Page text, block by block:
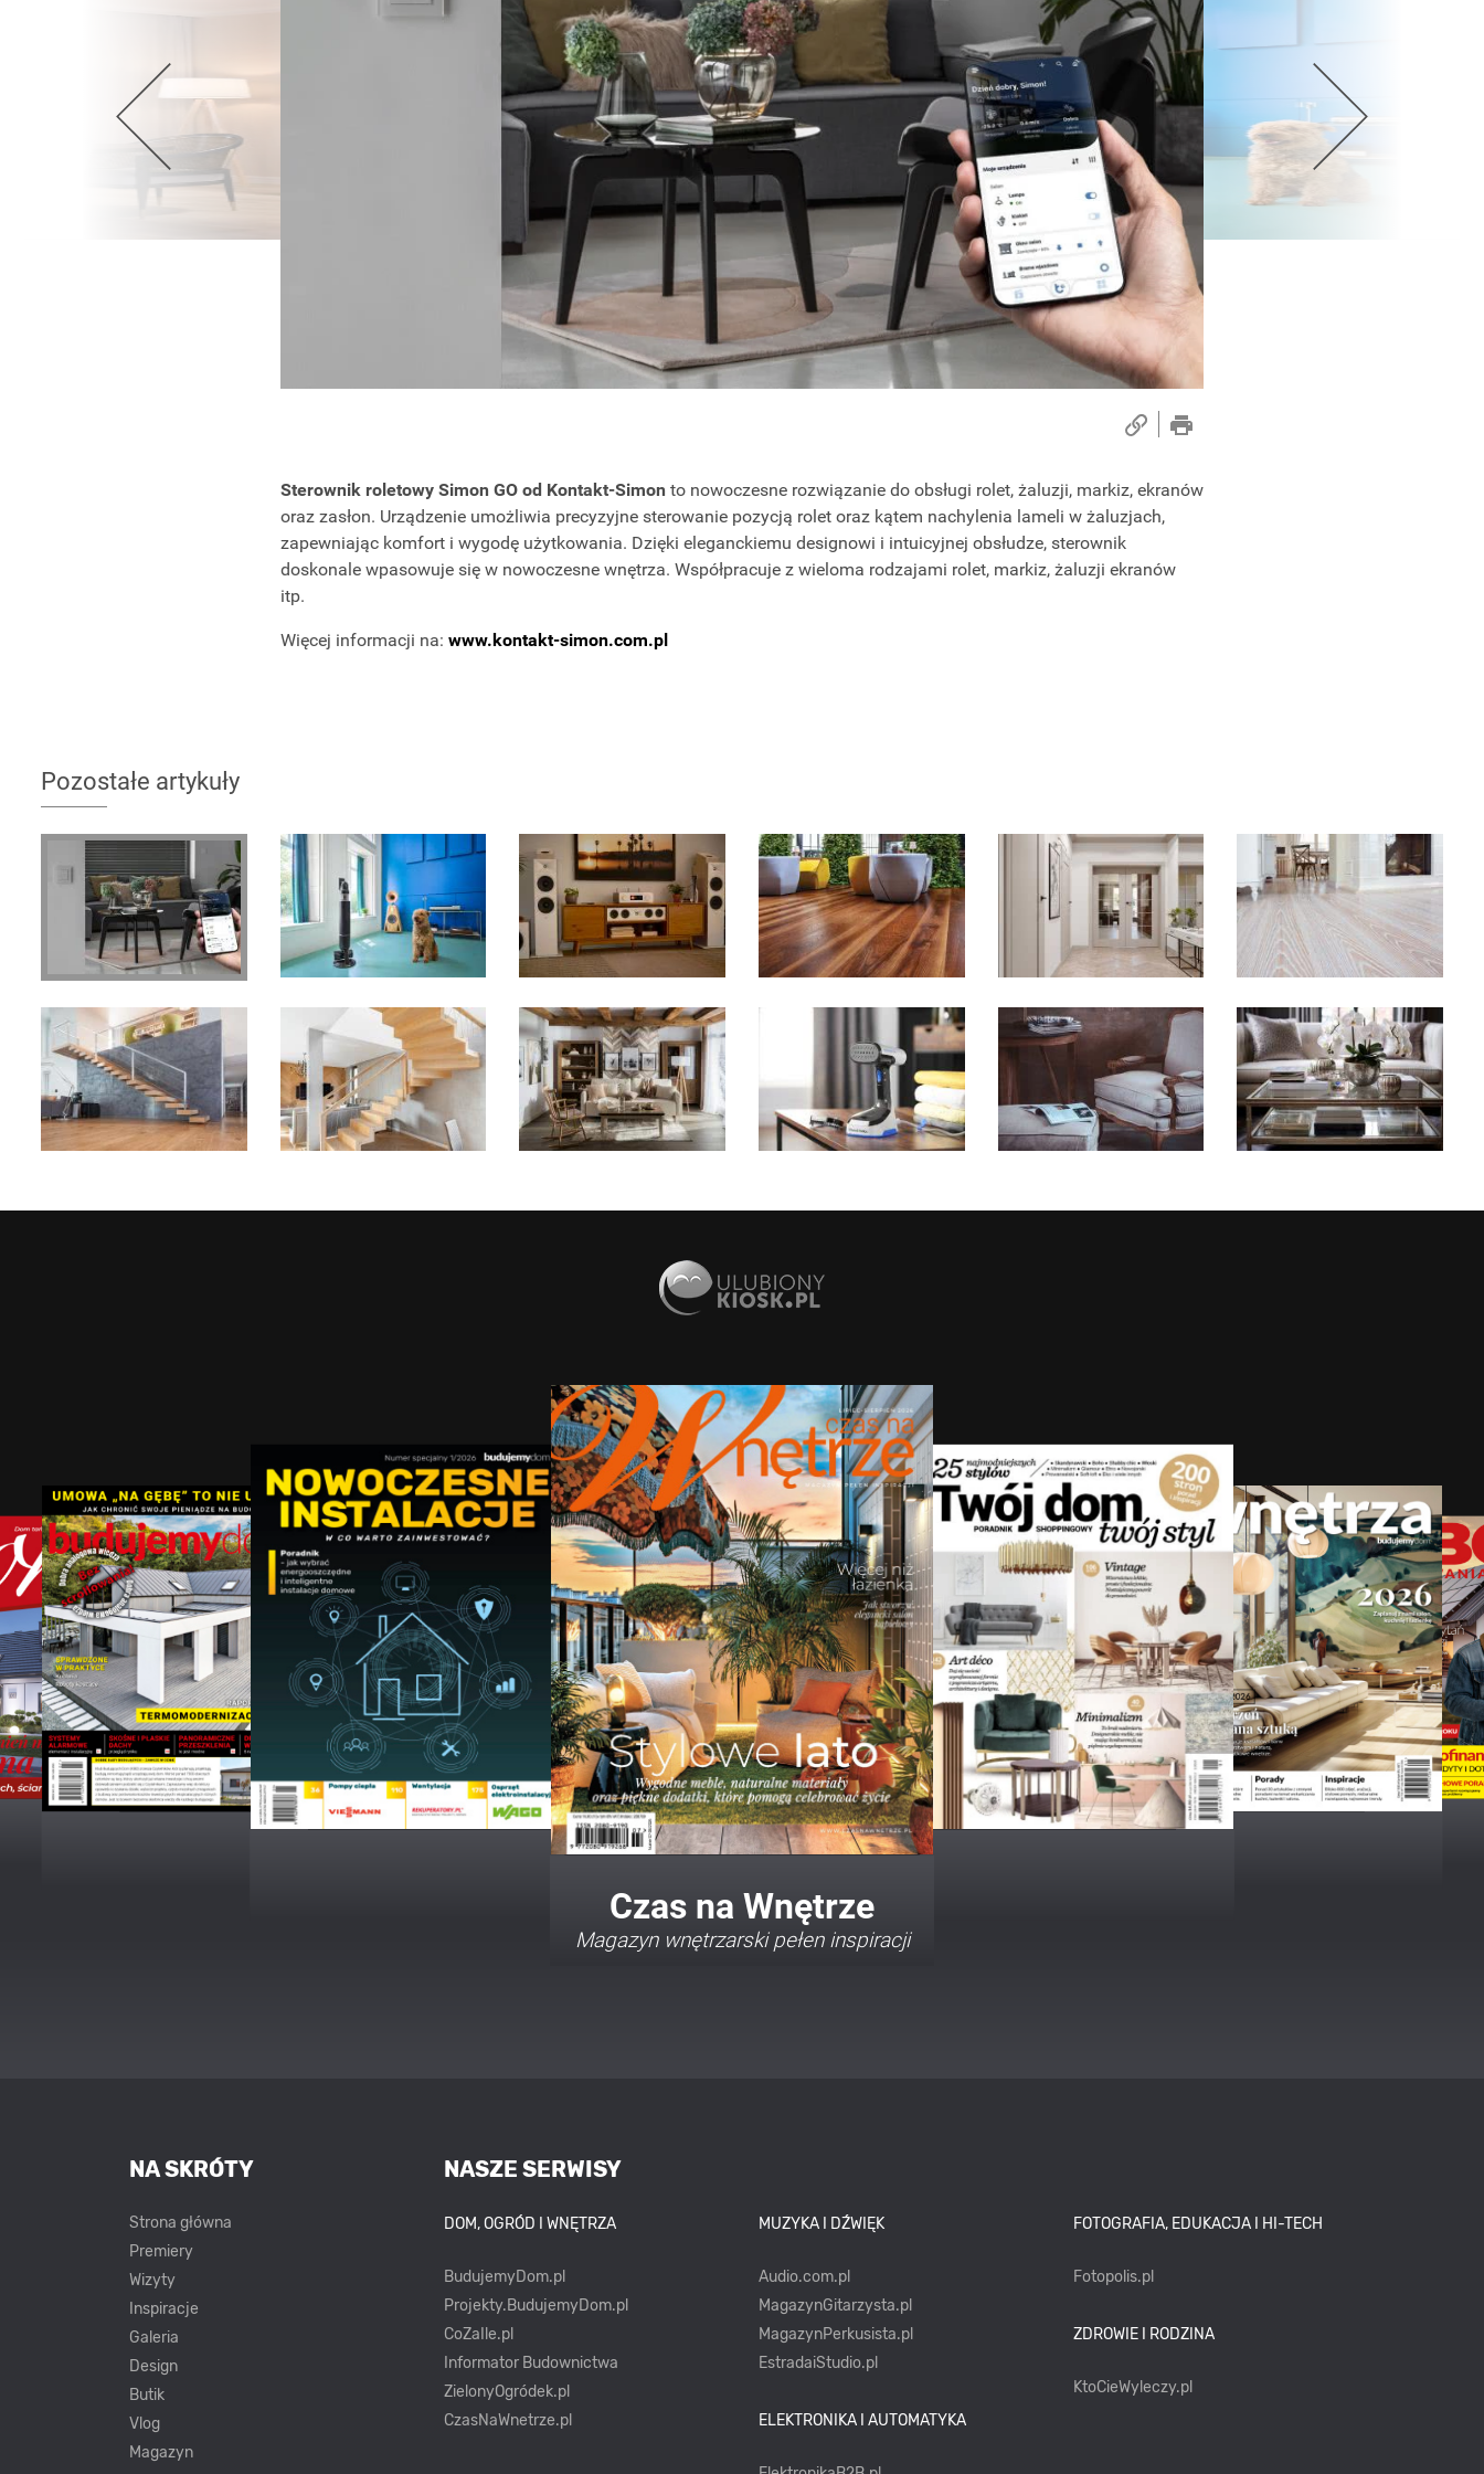
Sterownik roletowy Simon GO od Kontakt-Simon to nowoczesne rozwiązanie do obsługi rolet, żaluzji, markiz, ekranów
oraz zasłon. Urządzenie umożliwia precyzyjne sterowanie pozycją rolet oraz kątem nachylenia lameli w żaluzjach,
zapewniając komfort i wygodę użytkowania. Dzięki eleganckiemu designowi i intuicyjnej obsłudze, sterownik
doskonale wpasowuje się w nowoczesne wnętrza. Współpracuje z wieloma rodzajami rolet, markiz, żaluzji ekranów
itp.
Więcej informacji na: www.kontakt-simon.com.pl
Pozostałe artykuły
Twój Dom Twój Styl
Porady i inspiracje w najmodniejszych
NASZE SERWISY
DOM, OGRÓD I WNĘTRZA
BudujemyDom.pl
Projekty.BudujemyDom.pl
CoZaIle.pl
Informator Budownictwa
ZielonyOgródek.pl
CzasNaWnetrze.pl
MUZYKA I DŹWIĘK
Audio.com.pl
MagazynGitarzysta.pl
MagazynPerkusista.pl
EstradaiStudio.pl
ELEKTRONIKA I AUTOMATYKA
FOTOGRAFIA, EDUKACJA I HI-TECH
Fotopolis.pl
ZDROWIE I RODZINA
KtoCieWyleczy.pl
NA SKRÓTY
Strona główna
Premiery
Wizyty
Inspiracje
Galeria
Design
Butik
Vlog
Magazyn